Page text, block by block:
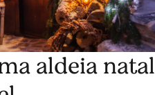
aldeia natal